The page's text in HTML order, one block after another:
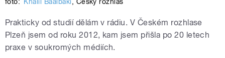
Prakticky od studií dělám v rádiu. V Českém rozhlase
Plzeň jsem od roku 2012, kam jsem přišla po 20 letech
praxe v soukromých médiích.